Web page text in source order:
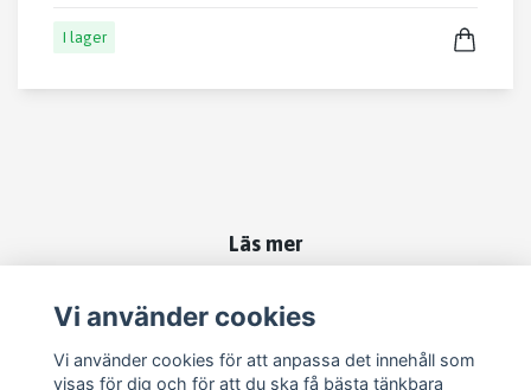
I lager
Läs mer
Om oss
Köpvillkor
Vi använder cookies
Vi använder cookies för att anpassa det innehåll som
visas för dig och för att du ska få bästa tänkbara